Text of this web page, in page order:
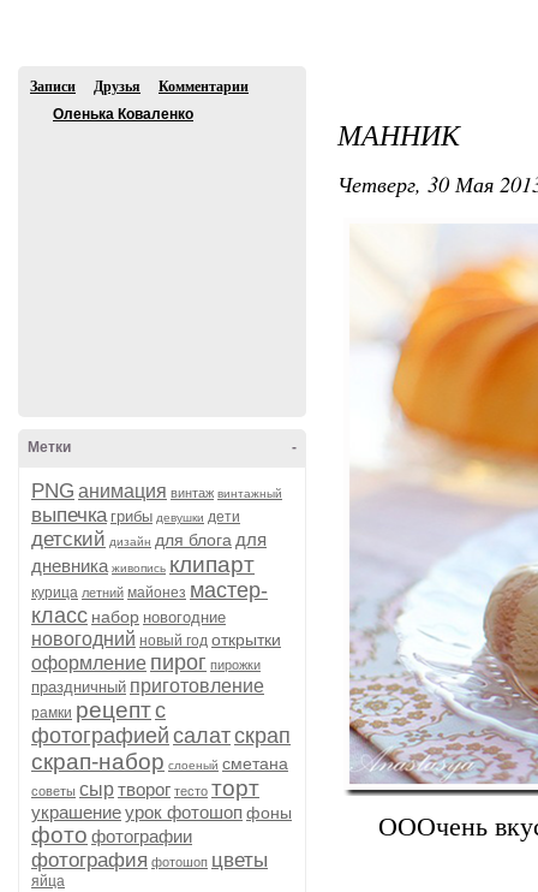
Записи Друзья
Комментарии
Оленька Коваленко
PNGанимация винтаж винтажный
выпечка грибы девушки дети
детский для блога для
дневника
живопись клипарт
курица летний майонез мастер-
класснабор новогодние
новогодний новый год открытки
оформлениепирог пирожки
праздничный приготовление
рамки рецептс
фотографией
салат скрап
скрап-набор слоеный сметана
советы сыртворог тесто торт
украшениеурок фотошоп
фото фотографии
фотография
МАННИК
Четверг, 30 Мая
ОООчень